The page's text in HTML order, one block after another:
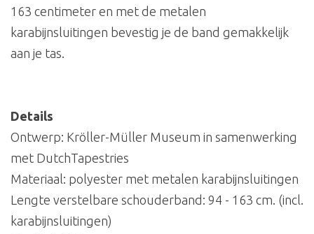
163 centimeter en met de metalen
karabijnsluitingen bevestig je de band gemakkelijk
aan je tas.
Details
Ontwerp: Kröller-Müller Museum in samenwerking
met DutchTapestries
Materiaal: polyester met metalen karabijnsluitingen
Lengte verstelbare schouderband: 94 - 163 cm. (incl.
karabijnsluitingen)